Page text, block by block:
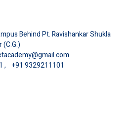
Behind Pt. Ravishankar Shukla
,
+91 9329211101